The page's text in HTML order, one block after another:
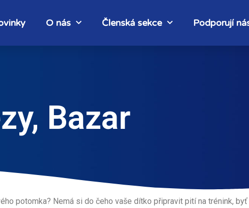
O nás Členská sekce Podporují
Bazar
potomka? Nemá si do čeho vaše dítko připravit pití na trénink,